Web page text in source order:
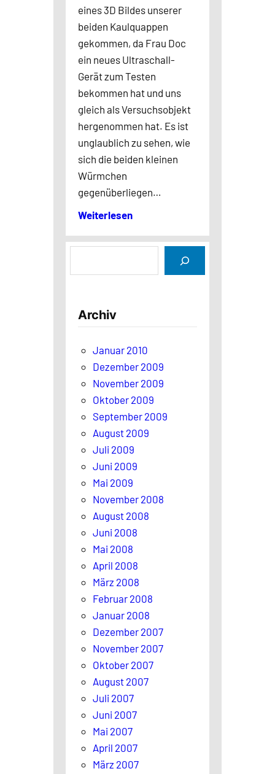
eines 3D Bildes unserer
beiden Kaulquappen
gekommen, da Frau Doc
ein neues Ultraschall-
Gerät zum Testen
bekommen hat und uns
gleich als Versuchsobjekt
hergenommen hat. Es ist
unglaublich zu sehen, wie
sich die beiden kleinen
Würmchen
gegenüberliegen…
Weiterlesen
Archiv
Januar 2010
Dezember 2009
November 2009
Oktober 2009
September 2009
August 2009
Juli 2009
Juni 2009
Mai 2009
November 2008
August 2008
Juni 2008
Mai 2008
April 2008
März 2008
Februar 2008
Januar 2008
Dezember 2007
November 2007
Oktober 2007
August 2007
Juli 2007
Juni 2007
Mai 2007
April 2007
März 2007